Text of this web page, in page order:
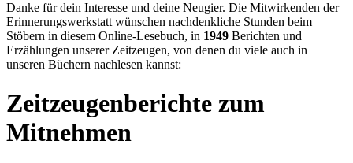
Danke für dein Interesse und deine Neugier. Die Mitwirkenden der
Erinnerungswerkstatt wünschen nachdenkliche Stunden beim
Stöbern in diesem Online-Lesebuch, in 1949 Berichten und
Erzählungen unserer Zeitzeugen, von denen du viele auch in
unseren Büchern nachlesen kannst:
Zeitzeugenberichte zum
Mitnehmen